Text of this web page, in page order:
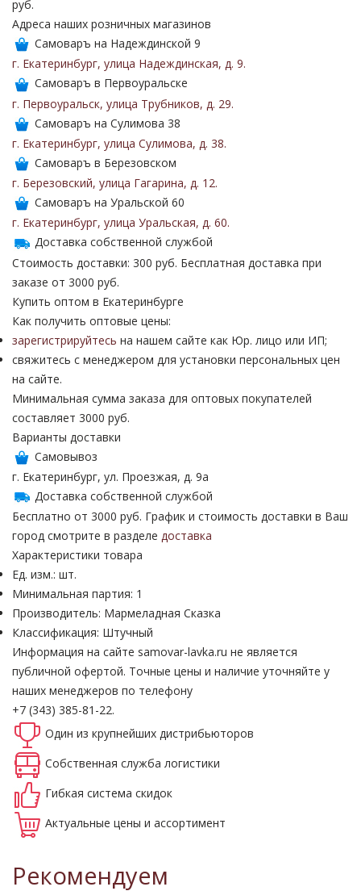
руб.
Адреса наших розничных магазинов
Самоваръ на Надеждинской 9
г. Екатеринбург, улица Надеждинская, д. 9.
Самоваръ в Первоуральске
г. Первоуральск, улица Трубников, д. 29.
Самоваръ на Сулимова 38
г. Екатеринбург, улица Сулимова, д. 38.
Самоваръ в Березовском
г. Березовский, улица Гагарина, д. 12.
Самоваръ на Уральской 60
г. Екатеринбург, улица Уральская, д. 60.
Доставка собственной службой
Стоимость доставки: 300 руб. Бесплатная доставка при
заказе от 3000 руб.
Купить оптом в Екатеринбурге
Как получить оптовые цены:
зарегистрируйтесь на нашем сайте как Юр. лицо или ИП;
свяжитесь с менеджером для установки персональных цен
на сайте.
Минимальная сумма заказа для оптовых покупателей
составляет 3000 руб.
Варианты доставки
Самовывоз
г. Екатеринбург, ул. Проезжая, д. 9а
Доставка собственной службой
Бесплатно от 3000 руб. График и стоимость доставки в Ваш
город смотрите в разделе доставка
Характеристики товара
Ед. изм.: шт.
Минимальная партия: 1
Производитель: Мармеладная Сказка
Классификация: Штучный
Информация на сайте samovar-lavka.ru не является
публичной офертой. Точные цены и наличие уточняйте у
наших менеджеров по телефону
+7 (343) 385-81-22.
Один из крупнейших дистрибьюторов
Собственная служба логистики
Гибкая система скидок
Актуальные цены и ассортимент
Рекомендуем